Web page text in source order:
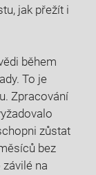
​jak přežít i
během
To‌ je
⁢Zpracování‌
zůstat
bez
na